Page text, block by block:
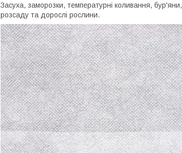
Засуха, заморозки, температурні коливання,
розсаду та дорослі рослини.